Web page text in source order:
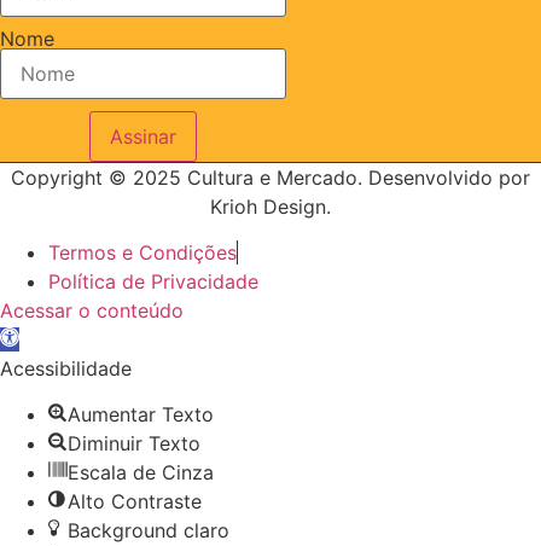
Nome
Assinar
Copyright © 2025 Cultura e Mercado. Desenvolvido por
Krioh Design.
Termos e Condições
Política de Privacidade
Acessar o conteúdo
Abrir
a
ferramentas
Acessibilidade
Aumentar Texto
Diminuir Texto
Escala de Cinza
Alto Contraste
Background claro